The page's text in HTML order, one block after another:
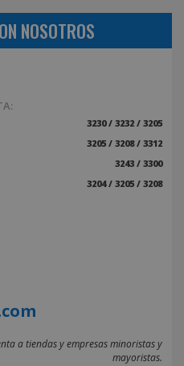
NOSOTROS
3230 / 3232 / 3205
3205 / 3208 / 3312
3243 / 3300
3204 / 3205 / 3208
a tiendas y empresas minoristas y
mayoristas.